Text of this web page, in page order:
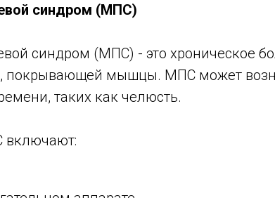
синдром (МПС)
синдром (МПС) - это хроническое
покрывающей мышцы. МПС может
таких как челюсть.